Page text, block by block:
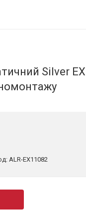
Silver
ALR-EX11082